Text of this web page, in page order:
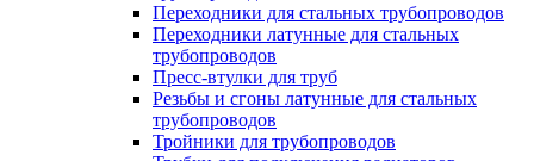
Переходники для стальных трубопроводов
Переходники латунные для стальных
трубопроводов
Пресс-втулки для труб
Резьбы и сгоны латунные для стальных
трубопроводов
Тройники для трубопроводов